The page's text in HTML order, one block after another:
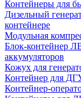
Контейнеры для
Дизельный
контейнере
Модульная
Блок-контейнер
аккумуляторов
Кожух для
Контейнер для
Контейнер-